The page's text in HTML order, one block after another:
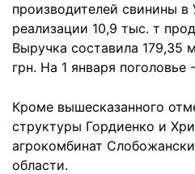
производителей свинины
реализации 10,9 тыс. т
Выручка составила 179,35
грн. На 1 января поголовье
Кроме вышесказанного
структуры Гордиенко и
агрокомбинат
области.